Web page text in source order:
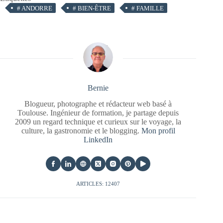
# ANDORRE # BIEN-ÊTRE # FAMILLE
Bernie
Blogueur, photographe et rédacteur web basé à
Toulouse. Ingénieur de formation, je partage depuis
2009 un regard technique et curieux sur le voyage, la
culture, la gastronomie et le blogging. Mon profil
LinkedIn
ARTICLES: 12407